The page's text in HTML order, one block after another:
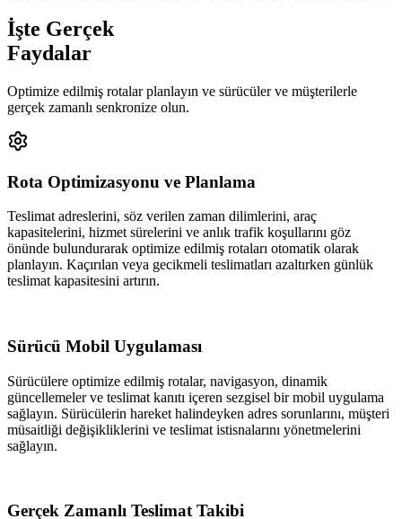
İşte Gerçek
Faydalar
Optimize edilmiş rotalar planlayın ve sürücüler ve müşterilerle
gerçek zamanlı senkronize olun.
Rota Optimizasyonu ve Planlama
Teslimat adreslerini, söz verilen zaman dilimlerini, araç
kapasitelerini, hizmet sürelerini ve anlık trafik koşullarını göz
önünde bulundurarak optimize edilmiş rotaları otomatik olarak
planlayın. Kaçırılan veya gecikmeli teslimatları azaltırken günlük
teslimat kapasitesini artırın.
Sürücü Mobil Uygulaması
Sürücülere optimize edilmiş rotalar, navigasyon, dinamik
güncellemeler ve teslimat kanıtı içeren sezgisel bir mobil uygulama
sağlayın. Sürücülerin hareket halindeyken adres sorunlarını, müşteri
müsaitliği değişikliklerini ve teslimat istisnalarını yönetmelerini
sağlayın.
Gerçek Zamanlı Teslimat Takibi